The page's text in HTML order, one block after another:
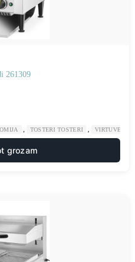
261309
TOSTERI TOSTERI VIRTUVE
grozam